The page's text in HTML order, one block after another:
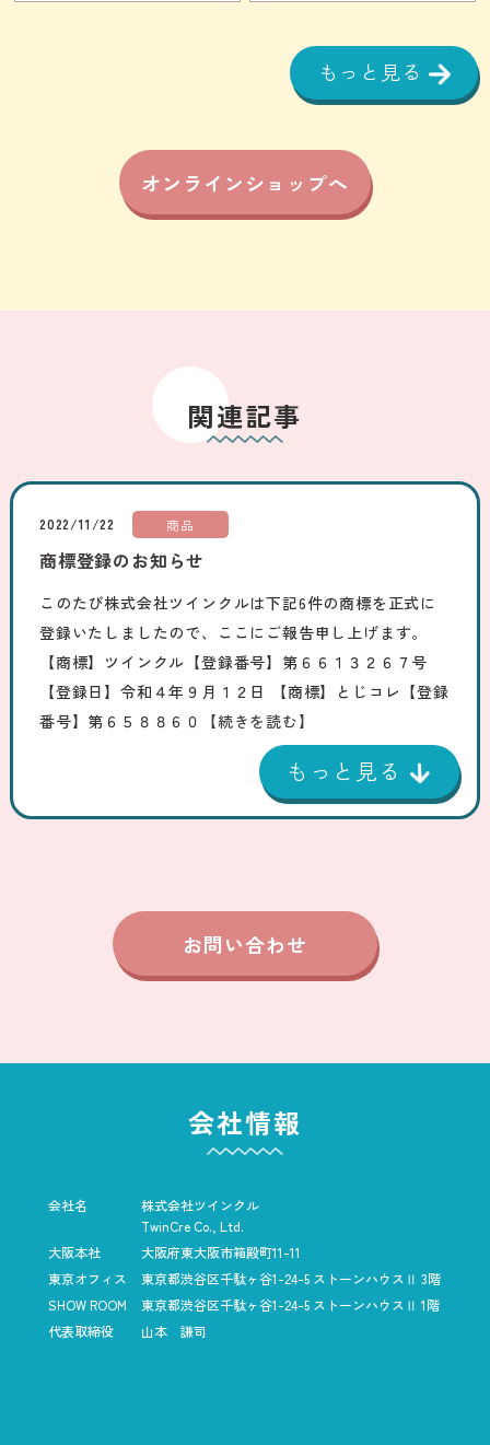
もっと見る
オンラインショップへ
関連記事
2022/11/22 商品
商標登録のお知らせ
このたび株式会社ツインクルは下記6件の商標を正式に
登録いたしましたので、ここにご報告申し上げます。
【商標】ツインクル【登録番号】第６６１３２６７号
【登録日】令和４年９月１２日 【商標】とじコレ【登録
番号】第６５８８６０
【続きを読む】
お問い合わせ
会社情報
会社名
株式会社ツインクル
TwinCre Co., Ltd.
大阪本社
大阪府東大阪市箱殿町11-11
東京オフィス
東京都渋谷区千駄ヶ谷1-24-5 ストーンハウスⅡ 3階
SHOW ROOM
東京都渋谷区千駄ヶ谷1-24-5 ストーンハウスⅡ 1階
代表取締役
山本 謙司